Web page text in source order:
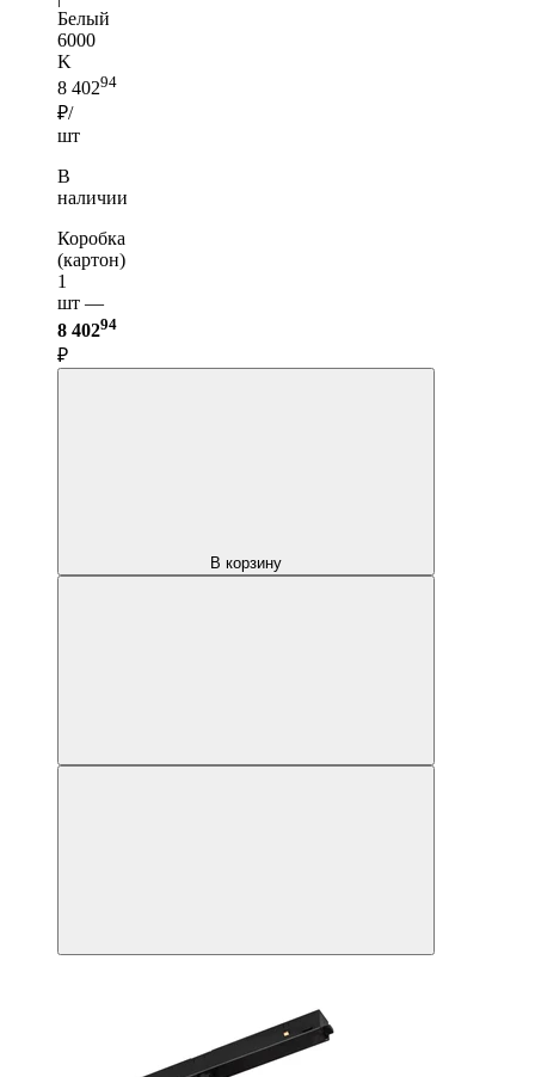
Белый
6000
K
8 40294
₽/
шт
В
наличии
Коробка
(картон)
1
шт —
8 40294
₽
В корзину